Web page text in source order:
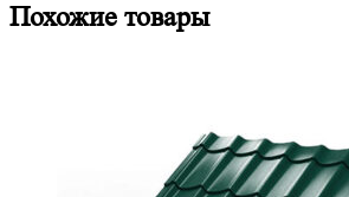
Похожие товары